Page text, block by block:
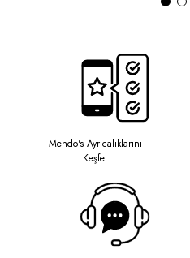
Mendo's Ayrıcalıklarını
Keşfet